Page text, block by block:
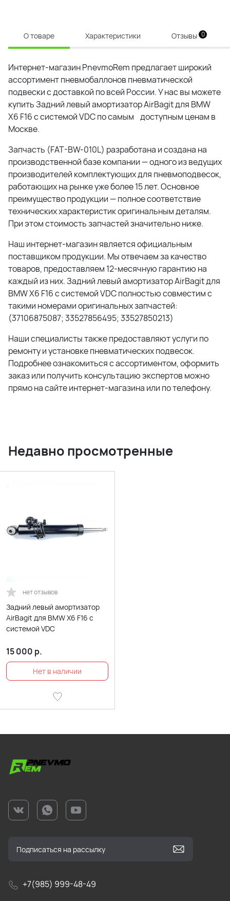
О товаре Характеристики Отзывы 0
Интернет-магазин PnevmoRem предлагает широкий
ассортимент пневмобаллонов пневматической
подвески с доставкой по всей России. У нас вы можете
купитьЗадний левый амортизатор AirBagit для BMW
X6 F16 с системой VDCпо самым доступным ценам в
Москве.
Запчасть (FAT-BW-010L) разработана и создана на
производственной базе компании — одного из ведущих
производителей комплектующих для пневмоподвесок,
работающих на рынке уже более 15 лет. Основное
преимущество продукции — полное соответствие
технических характеристик оригинальным деталям.
При этом стоимость запчастей значительно ниже.
Наш интернет-магазин является официальным
поставщиком продукции. Мы отвечаем за качество
товаров, предоставляем 12-месячную гарантию на
каждый из них.Задний левый амортизатор AirBagit для
BMW X6 F16 с системой VDCполностью совместим с
такими номерами оригинальных запчастей:
(37106875087; 33527856495; 33527850213)
Наши специалисты также предоставляют услуги по
ремонту и установке пневматических подвесок.
Подробнее ознакомиться с ассортиментом, оформить
заказ или получить консультацию экспертов можно
прямо на сайте интернет-магазина или по телефону.
Недавно просмотренные
нет отзывов
Задний левый амортизатор
AirBagit для BMW X6 F16 с
системой VDC
15 000 р.
+7(985) 999-48-49